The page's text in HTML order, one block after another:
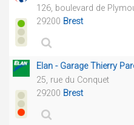
126, boulevard de
29200 Brest
Elan - Garage Thierry
25, rue du Conquet
29200 Brest